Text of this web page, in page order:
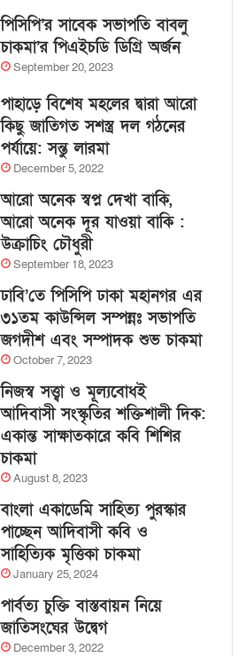
পিসিপি’র সাবেক সভাপতি বাবলু
চাকমা’র পিএইচডি ডিগ্রি অর্জন
September 20, 2023
পাহাড়ে বিশেষ মহলের দ্বারা আরো
কিছু জাতিগত সশস্ত্র দল গঠনের
পর্যায়ে: সন্তু লারমা
December 5, 2022
আরো অনেক স্বপ্ন দেখা বাকি,
আরো অনেক দূর যাওয়া বাকি :
উক্রাচিং চৌধুরী
September 18, 2023
ঢাবি’তে পিসিপি ঢাকা মহানগর এর
৩১তম কাউন্সিল সম্পন্নঃ সভাপতি
জগদীশ এবং সম্পাদক শুভ চাকমা
October 7, 2023
নিজস্ব সত্ত্বা ও মূল্যবোধই
আদিবাসী সংস্কৃতির শক্তিশালী দিক:
একান্ত সাক্ষাতকারে কবি শিশির
চাকমা
August 8, 2023
বাংলা একাডেমি সাহিত্য পুরস্কার
পাচ্ছেন আদিবাসী কবি ও
সাহিত্যিক মৃত্তিকা চাকমা
January 25, 2024
পার্বত্য চুক্তি বাস্তবায়ন নিয়ে
জাতিসংঘের উদ্বেগ
December 3, 2022